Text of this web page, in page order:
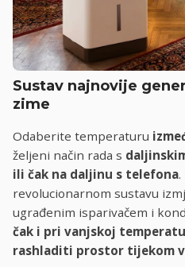
Sustav najnovije
zime
Odaberite temperaturu
željeni način rada s
ili čak na daljinu s telefona
revolucionarnom sustavu
ugrađenim isparivačem i
čak i pri vanjskoj
rashladiti prostor tijekom